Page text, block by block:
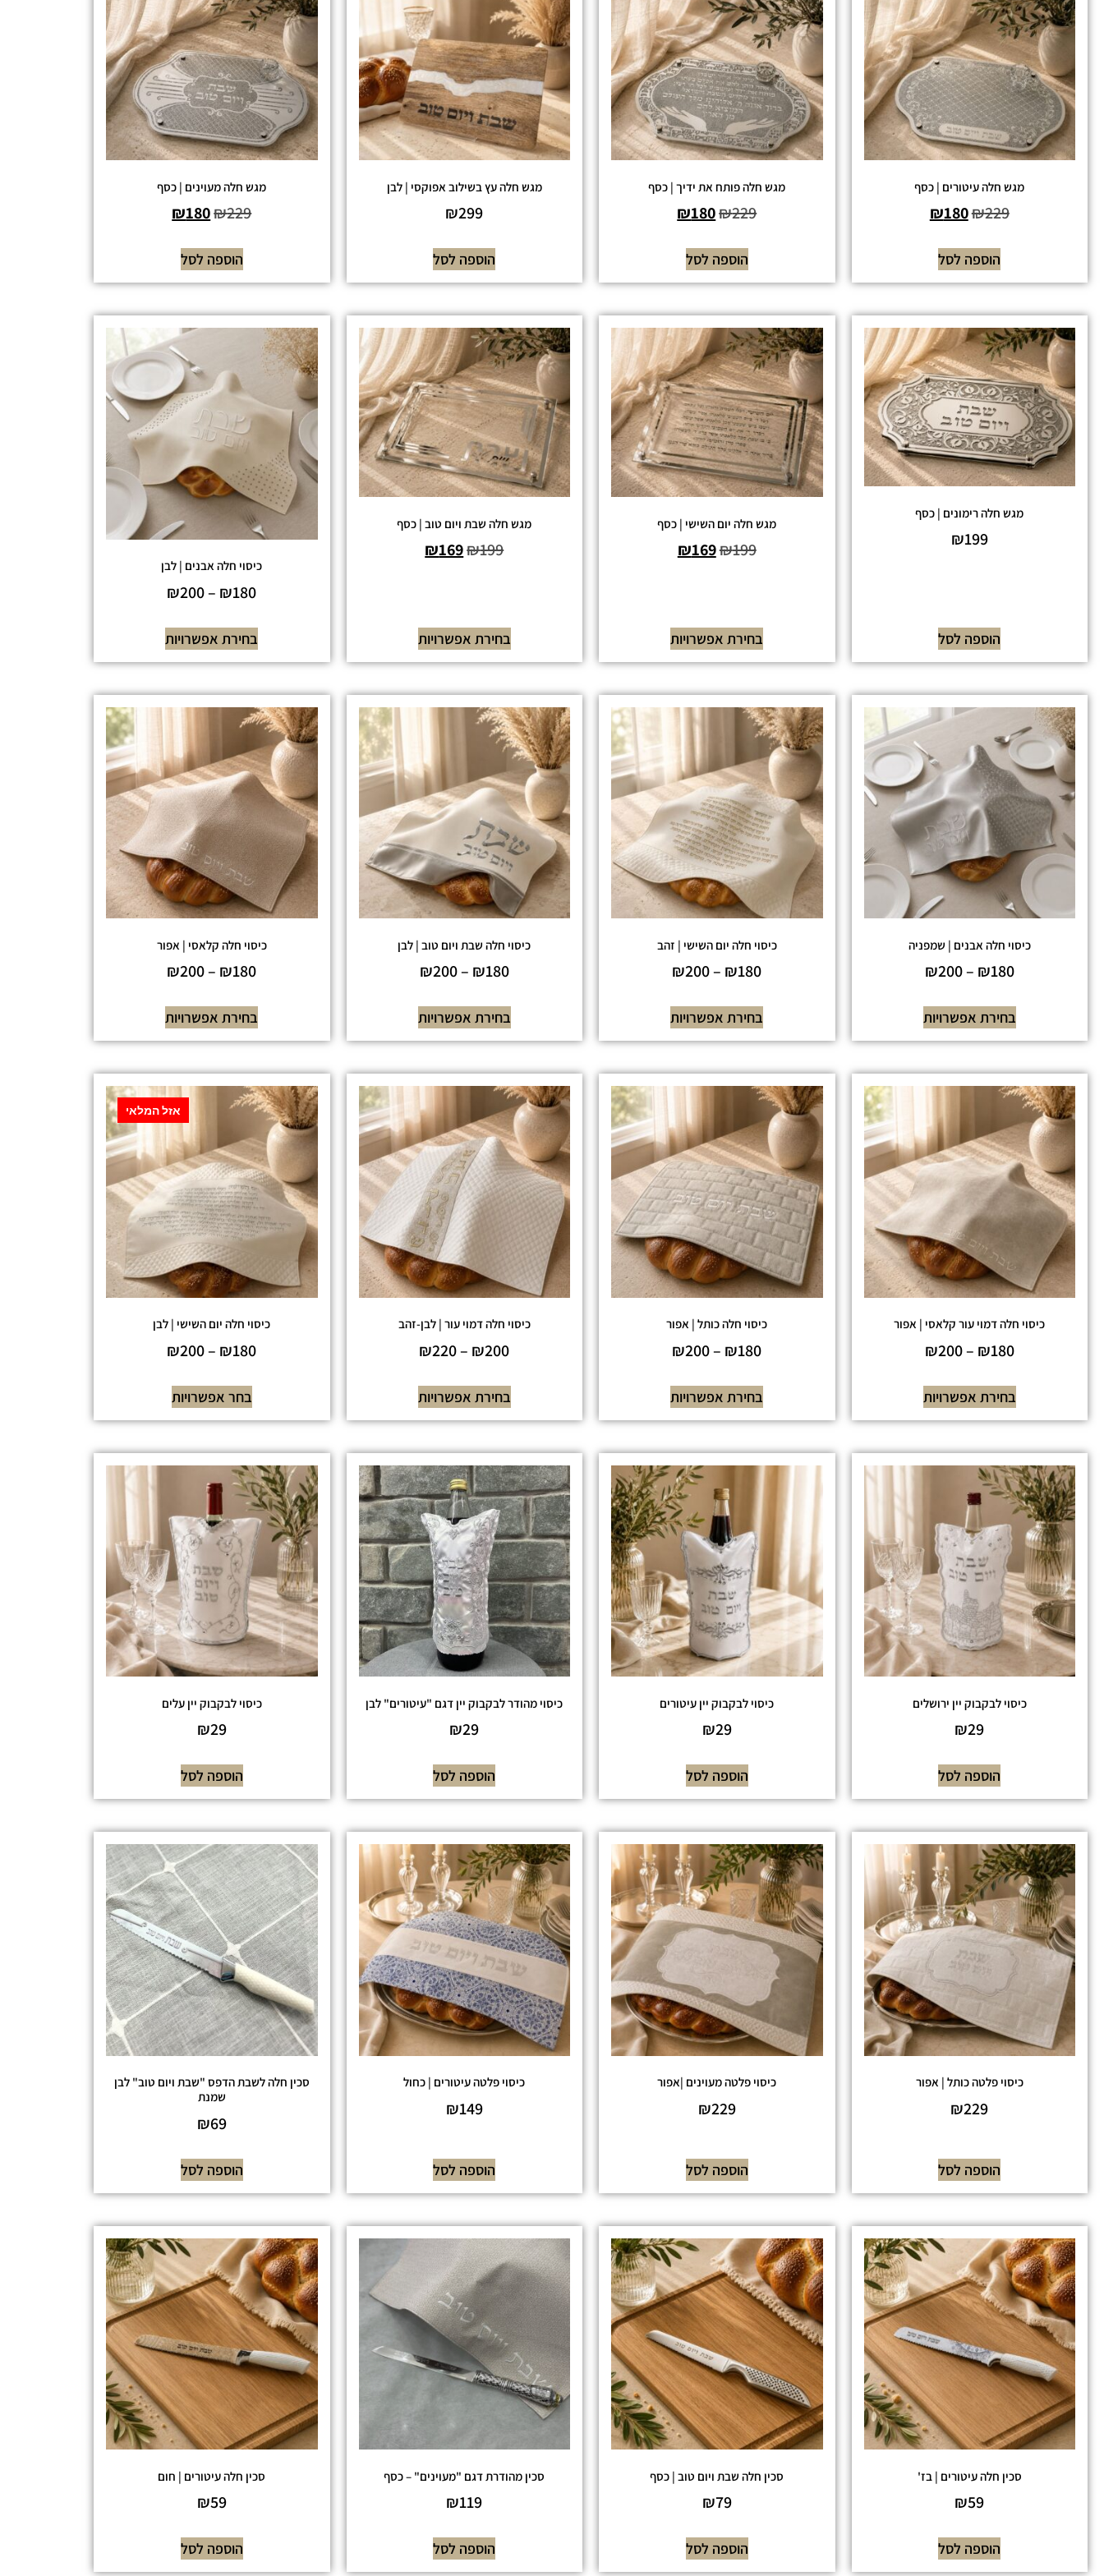
מגש חלה עיטורים | כסף
₪229
₪180
הוספה לסל
מגש חלה פותח את ידיך | כסף
₪229
₪180
הוספה לסל
מגש חלה עץ בשילוב אפוקסי | לבן
₪299
הוספה לסל
מגש חלה מעוינים | כסף
₪229
₪180
הוספה לסל
מגש חלה רימונים | כסף
₪199
הוספה לסל
מגש חלה יום השישי | כסף
₪199
₪169
בחירת אפשרויות
מגש חלה שבת ויום טוב | כסף
₪199
₪169
בחירת אפשרויות
כיסוי חלה אבנים | לבן
₪180
–
₪200
בחירת אפשרויות
כיסוי חלה אבנים | שמפניה
₪180
–
₪200
בחירת אפשרויות
כיסוי חלה יום השישי | זהב
₪180
–
₪200
בחירת אפשרויות
כיסוי חלה שבת ויום טוב | לבן
₪180
–
₪200
בחירת אפשרויות
כיסוי חלה קלאסי | אפור
₪180
–
₪200
בחירת אפשרויות
כיסוי חלה דמוי עור קלאסי | אפור
₪180
–
₪200
בחירת אפשרויות
כיסוי חלה כותל | אפור
₪180
–
₪200
בחירת אפשרויות
כיסוי חלה דמוי עור | לבן-זהב
₪200
–
₪220
בחירת אפשרויות
אזל המלאי
כיסוי חלה יום השישי | לבן
₪180
–
₪200
בחר אפשרויות
כיסוי לבקבוק יין ירושלים
₪29
הוספה לסל
כיסוי לבקבוק יין עיטורים
₪29
הוספה לסל
כיסוי מהודר לבקבוק יין דגם "עיטורים" לבן
₪29
הוספה לסל
כיסוי לבקבוק יין עלים
₪29
הוספה לסל
כיסוי פלטה כותל | אפור
₪229
הוספה לסל
כיסוי פלטה מעוינים |אפור
₪229
הוספה לסל
כיסוי פלטה עיטורים | כחול
₪149
הוספה לסל
סכין חלה לשבת הדפס "שבת ויום טוב" לבן
שמנת
₪69
הוספה לסל
סכין חלה עיטורים | בז'
₪59
הוספה לסל
סכין חלה שבת ויום טוב | כסף
₪79
הוספה לסל
סכין מהודרת דגם "מעוינים" – כסף
₪119
הוספה לסל
סכין חלה עיטורים | חום
₪59
הוספה לסל